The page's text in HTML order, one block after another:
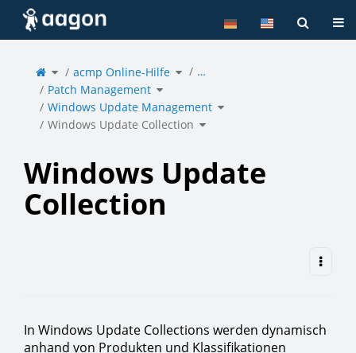
Startseite
Schalte
den
übergeordneten
Baum
von
Windows
Update
Collection
um.
acmp Online-Hilfe Schalte
den
Verzeichnisbaum
unter
…
Patch Management Schalte
den
Verzeichnisbaum
unter
Patch
Management
um.
Windows Update Management Schalte
den
Verzeichnisbaum
unter
Windows Update Collection Schalte
den
Verzeichnisbaum
unter
Windows Update
Collection
In Windows Update Collections werden dynamisch
anhand von Produkten und Klassifikationen